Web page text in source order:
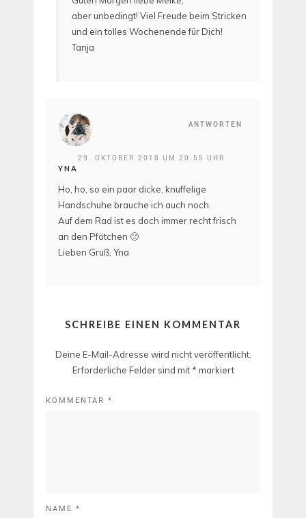
aber unbedingt! Viel Freude beim Stricken
und ein tolles Wochenende für Dich!
Tanja
ANTWORTEN
YNA
29. OKTOBER 2018 UM 20:55 UHR
Ho, ho, so ein paar dicke, knuffelige
Handschuhe brauche ich auch noch.
Auf dem Rad ist es doch immer recht frisch
an den Pfötchen 🙂
Lieben Gruß, Yna
SCHREIBE EINEN KOMMENTAR
Deine E-Mail-Adresse wird nicht veröffentlicht.
Erforderliche Felder sind mit * markiert
KOMMENTAR *
NAME *